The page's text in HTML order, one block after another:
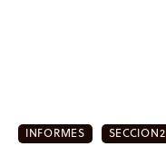
Investigación
INFORMES SECCION2